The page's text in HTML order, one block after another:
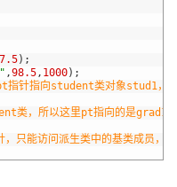
) ;
,98.5, 1000) ;
针指向student类对象stud1，
类，所以这里pt指向的是grad1
只能访问派生类中的基类成员，